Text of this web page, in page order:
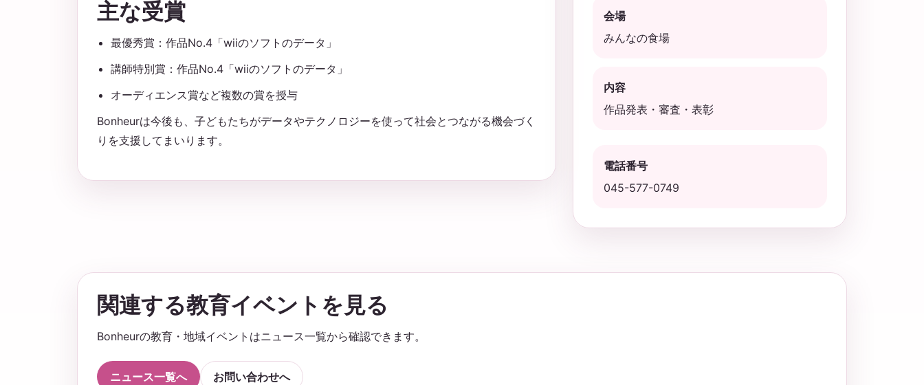
主な受賞
最優秀賞：作品No.4「wiiのソフトのデータ」
講師特別賞：作品No.4「wiiのソフトのデータ」
オーディエンス賞など複数の賞を授与
Bonheurは今後も、子どもたちがデータやテクノロジーを使って社会とつながる機会づく
りを支援してまいります。
会場
みんなの食場
内容
作品発表・審査・表彰
電話番号
045-577-0749
関連する教育イベントを見る
Bonheurの教育・地域イベントはニュース一覧から確認できます。
ニュース一覧へ お問い合わせへ